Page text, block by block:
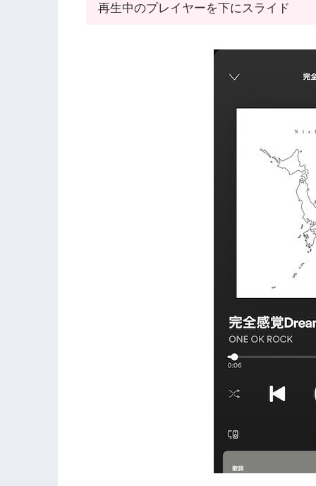
再生中のプレイヤーを下にスライド